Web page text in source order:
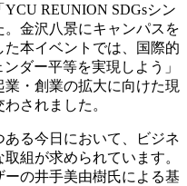
YCU REUNION SDGsシン
。金沢八景にキャンパスを
本イベントでは、国際的
ンダー平等を実現しよう」
・創業の拡大に向けた現
されました。
る今日において、ビジネ
組が求められています。
の井手美由樹氏による基